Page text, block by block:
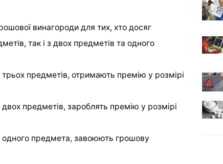
винагороди для тих, хто досяг
так і з двох предметів та одного
предметів, отримають премію у розмірі
предметів, зароблять премію у розмірі
одного предмета, завоюють грошову